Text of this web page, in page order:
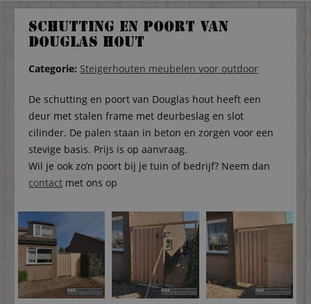
Schutting en poort van
Douglas hout
Categorie: Steigerhouten meubelen voor outdoor
De schutting en poort van Douglas hout heeft een
deur met stalen frame met deurbeslag en slot
cilinder. De palen staan in beton en zorgen voor een
stevige basis. Prijs is op aanvraag.
Wil je ook zo’n poort bij je tuin of bedrijf? Neem dan
contact met ons op